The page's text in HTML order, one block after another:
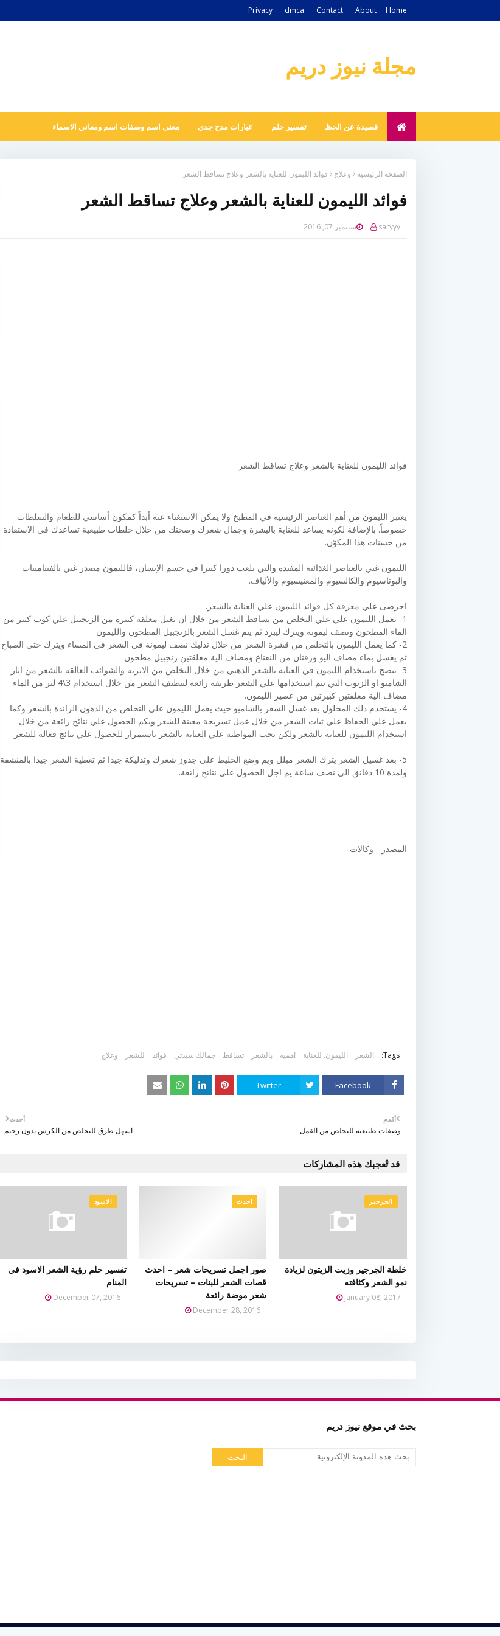
Home
About
Contact
dmca
Privacy
مجلة نيوز دريم
قصيدة عن الحظ تفسير حلم عبارات مدح جدي معنى اسم وصفات اسم ومعاني الاسماء
الصفحة الرئيسية وعلاج فوائد الليمون للعناية بالشعر وعلاج تساقط الشعر
فوائد الليمون للعناية بالشعر وعلاج تساقط الشعر
saryyy سبتمبر 07, 2016
فوائد الليمون للعناية بالشعر وعلاج تساقط الشعر
يعتبر الليمون من أهم العناصر الرئيسية في المطبخ ولا يمكن الاستغناء عنه أبداً كمكون أساسي للطعام والسلطات
خصوصاً. بالإضافة لكونه يساعد للعناية بالبشرة وجمال شعرك وصحتك من خلال خلطات طبيعية تساعدك في الاستفادة
من حسنات هذا المكوّن.
الليمون غني بالعناصر الغذائية المفيدة والتي تلعب دورا كبيرا في جسم الإنسان، فالليمون مصدر غني بالفيتامينات
والبوتاسيوم والكالسيوم والمغنيسيوم والألياف.
احرصى علي معرفة كل فوائد الليمون علي العناية بالشعر.
1- يعمل الليمون علي علي التخلص من تساقط الشعر من خلال ان يغيل معلقة كبيرة من الزنجبيل علي كوب كبير من
الماء المطحون ونصف ليمونة ويترك ليبرد ثم يتم غسل الشعر بالزنجبيل المطحون والليمون.
2- كما يعمل الليمون بالتخلص من قشرة الشعر من خلال تدليك نصف ليمونة في الشعر في المساء ويترك حتي الصباح
ثم يغسل بماء مضاف اليو ورقتان من النعناع ومضاف الية معلقتين زنجبيل مطحون.
3- ينصح باستخدام الليمون في العناية بالشعر الدهني من خلال التخلص من الاتربة والشوائب العالقة بالشعر من اثار
الشامبو او الزيوت التي يتم استخدامها علي الشعر طريقة رائعة لتنظيف الشعر من خلال استخدام 3\4 لتر من الماء
مضاف الية معلقتين كبيرتين من عصير الليمون.
4- يستخدم ذلك المحلول بعد غسل الشعر بالشامبو حيث يعمل الليمون علي التخلص من الدهون الزائدة بالشعر وكما
يعمل علي الحفاظ علي ثبات الشعر من خلال عمل تسريحة معينة للشعر ويكم الحصول علي نتائج رائعة من خلال
استخدام الليمون للعناية بالشعر ولكن يجب المواظبة علي العناية بالشعر باستمرار للحصول علي نتائج فعالة للشعر.
5- بعد غسيل الشعر يترك الشعر مبلل ويم وضع الخليط علي جذوز شعرك وتدليكة جيدا ثم تغطية الشعر جيدا بالمنشفة
ولمدة 10 دقائق الي نصف ساعة يم اجل الحصول علي نتائج رائعة.
المصدر - وكالات
Tags: الشعر الليمون. للعناية اهميه بالشعر تساقط جمالك سيدتي فوائد للشعر وعلاج
Facebook
Twitter
أحدث
اسهل طرق للتخلص من الكرش بدون رجيم
أقدم
وصفات طبيعية للتخلص من القمل
قد تُعجبك هذه المشاركات
الجرجير
خلطة الجرجير وزيت الزيتون لزيادة
نمو الشعر وكثافته
January 08, 2017
احدث
صور اجمل تسريحات شعر – احدث
قصات الشعر للبنات – تسريحات
شعر موضة رائعة
December 28, 2016
الاسود
تفسير حلم رؤية الشعر الاسود في
المنام
December 07, 2016
بحث في موقع نيوز دريم